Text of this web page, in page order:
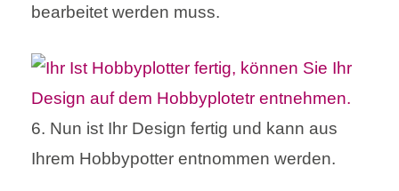
bearbeitet werden muss.
6. Nun ist Ihr Design fertig und kann aus
Ihrem Hobbypotter entnommen werden.